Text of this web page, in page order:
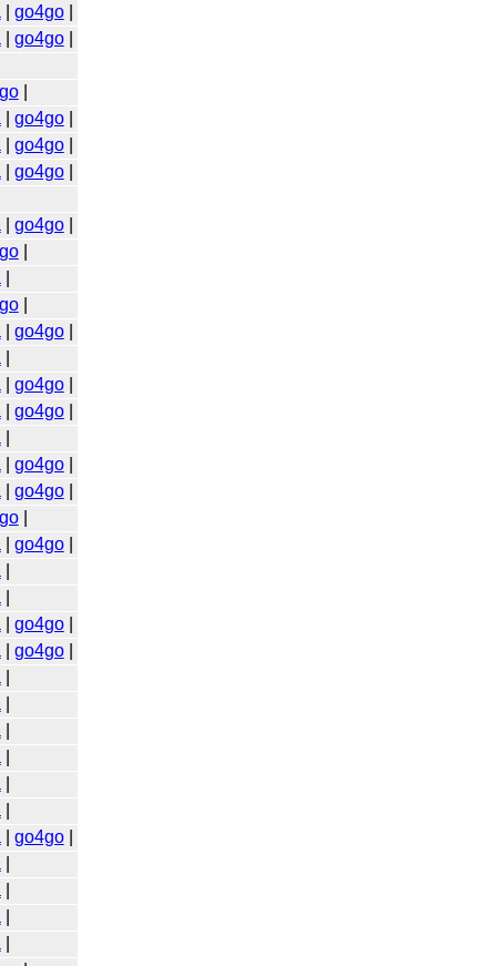
go4go|
go4go|
|
go4go|
go4go|
go4go|
go4go|
|
|
go4go|
go4go|
go4go|
go4go|
go4go|
|
go4go|
go4go|
go4go|
go4go|